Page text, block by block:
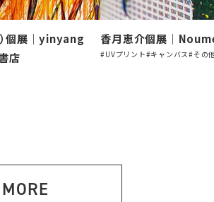
個展｜yinyang
店
香月恵介個展｜
#UVプリント#キャンバス#その